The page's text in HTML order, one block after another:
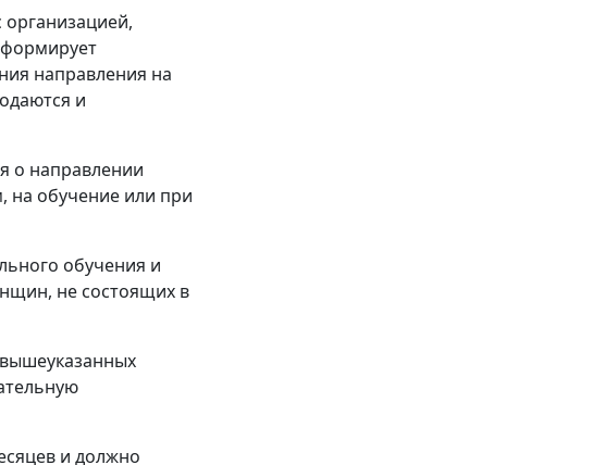
организацией,
направления на
и
о направлении
на обучение или при
обучения и
не состоящих в
и должно